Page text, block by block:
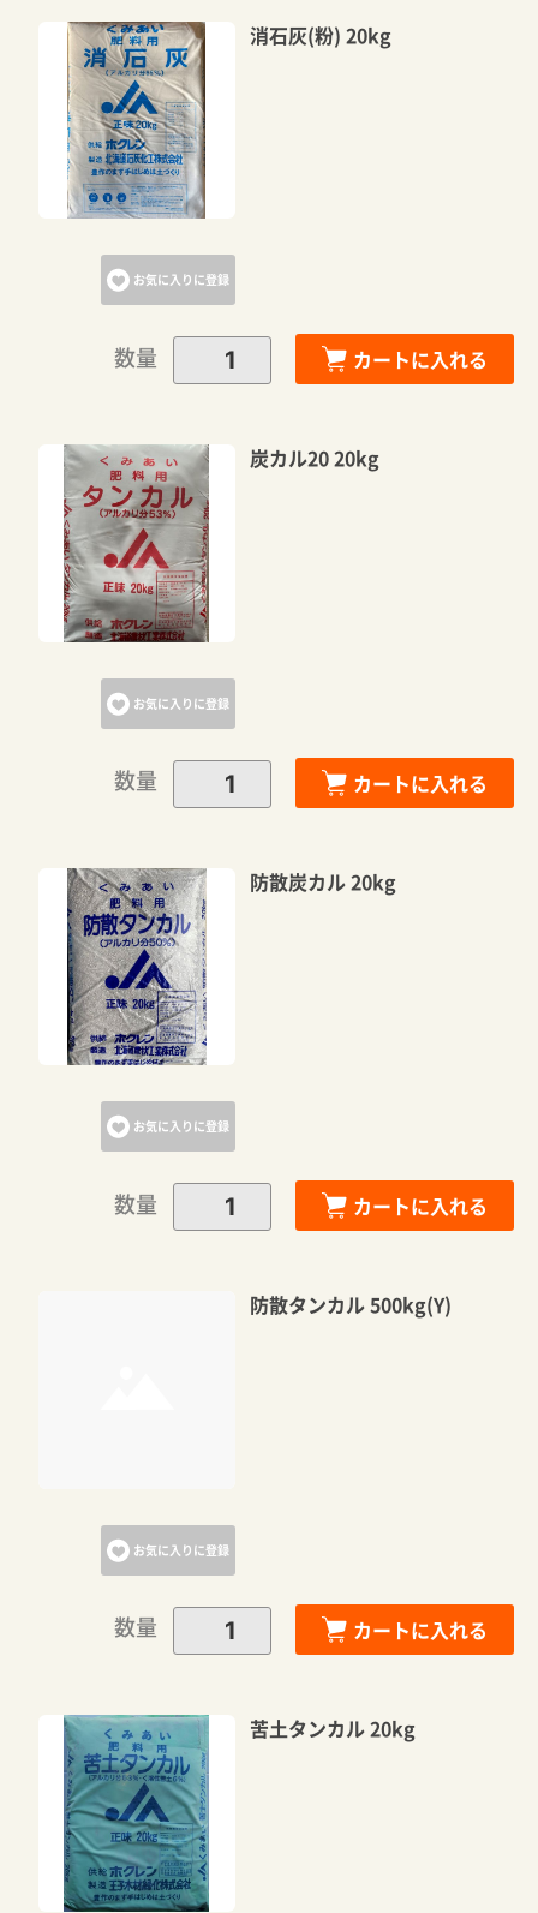
お気に入りに登録
消石灰(粉) 20kg
数量 カートに入れる
お気に入りに登録
炭カル20 20kg
数量 カートに入れる
お気に入りに登録
防散炭カル 20kg
数量 カートに入れる
お気に入りに登録
防散タンカル 500kg(Y)
数量 カートに入れる
苦土タンカル 20kg